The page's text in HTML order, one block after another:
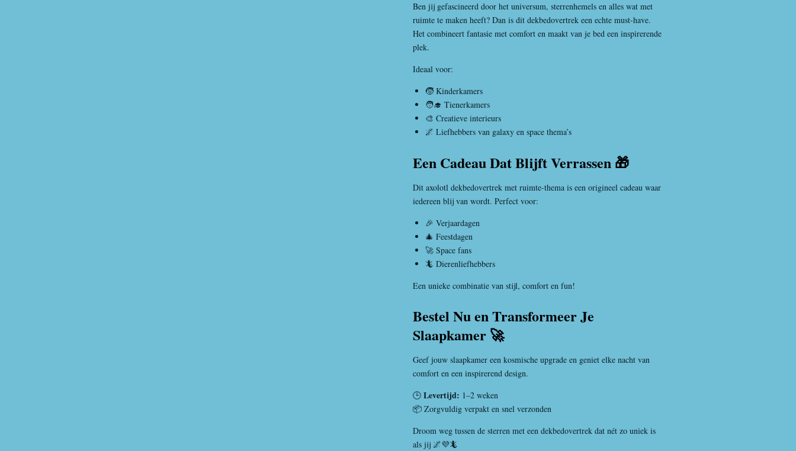
Ben jij gefascineerd door het universum, sterrenhemels en alles wat met
ruimte te maken heeft? Dan is dit dekbedovertrek een echte must-have.
Het combineert fantasie met comfort en maakt van je bed een inspirerende
plek.
Ideaal voor:
🧒 Kinderkamers
🧑‍🎓 Tienerkamers
🎨 Creatieve interieurs
🌌 Liefhebbers van galaxy en space thema’s
Een Cadeau Dat Blijft Verrassen 🎁
Dit axolotl dekbedovertrek met ruimte-thema is een origineel cadeau waar
iedereen blij van wordt. Perfect voor:
🎉 Verjaardagen
🎄 Feestdagen
🚀 Space fans
🦎 Dierenliefhebbers
Een unieke combinatie van stijl, comfort en fun!
Bestel Nu en Transformeer Je
Slaapkamer 🚀
Geef jouw slaapkamer een kosmische upgrade en geniet elke nacht van
comfort en een inspirerend design.
🕒 Levertijd: 1–2 weken
📦 Zorgvuldig verpakt en snel verzonden
Droom weg tussen de sterren met een dekbedovertrek dat nét zo uniek is
als jij 🌌💜🦎